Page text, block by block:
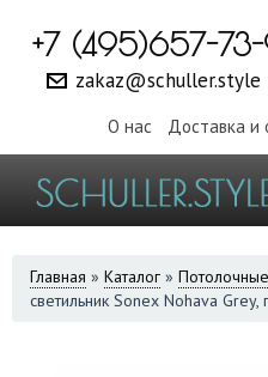
+7 (495)657-
zakaz@schuller.style
О нас Доставка и
ВЫ
ЗДЕСЬ
Главная » Каталог »
светильник Sonex Nohava Grey,